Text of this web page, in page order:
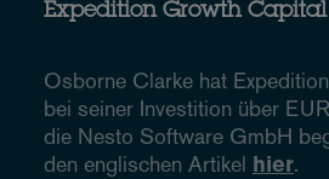
Expedition Growth Capital
Osborne Clarke hat
bei seiner Investition über
die Nesto Software GmbH
den englischen Artikel hier.